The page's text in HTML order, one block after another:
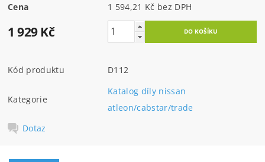
Cena 1 594,21 Kč bez DPH
1 929 Kč
Kód produktu D112
Kategorie
Katalog díly nissan
atleon/cabstar/trade
Dotaz